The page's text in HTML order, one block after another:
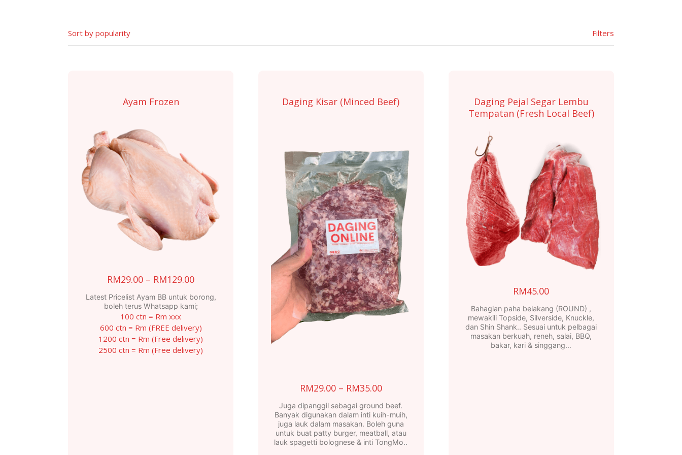
Filters
Ayam Frozen
RM29.00 – RM129.00Price
range:
RM29.00
RM129.00
Latest Pricelist Ayam BB untuk borong,
boleh terus Whatsapp kami;
100 ctn = Rm xxx
600 ctn = Rm (FREE delivery)
1200 ctn = Rm (Free delivery)
2500 ctn = Rm (Free delivery)
Daging Kisar (Minced Beef)
RM29.00 – RM35.00Price
range:
RM29.00
through
RM35.00
Juga dipanggil sebagai ground beef.
Banyak digunakan dalam inti kuih-muih,
juga lauk dalam masakan. Boleh guna
untuk buat patty burger, meatball, atau
lauk spagetti bolognese & inti TongMo..
Daging Pejal Segar Lembu
Tempatan (Fresh Local Beef)
RM45.00
Bahagian paha belakang (ROUND) ,
mewakili Topside, Silverside, Knuckle,
dan Shin Shank.. Sesuai untuk pelbagai
masakan berkuah, reneh, salai, BBQ,
bakar, kari & singgang…